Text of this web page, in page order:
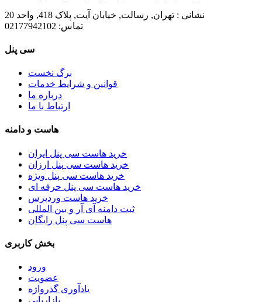
نشانی : تهران, رسالت, خیابان آیت, پلاک 418, واحد 20
تماس:
سی پنل
برگ نخست
قوانین و شرایط خدمات
درباره ما
ارتباط با ما
هاست و دامنه
خرید هاست سی پنل ایران
خرید هاست سی پنل ارزان
خرید هاست سی پنل ویژه
خرید هاست سی پنل حرفه ای
خرید هاست وردپرس
ثبت دامنه آی آر و بین المللی
هاست سی پنل رایگان
بخش کاربری
ورود
عضویت
یادآوری گذرواژه